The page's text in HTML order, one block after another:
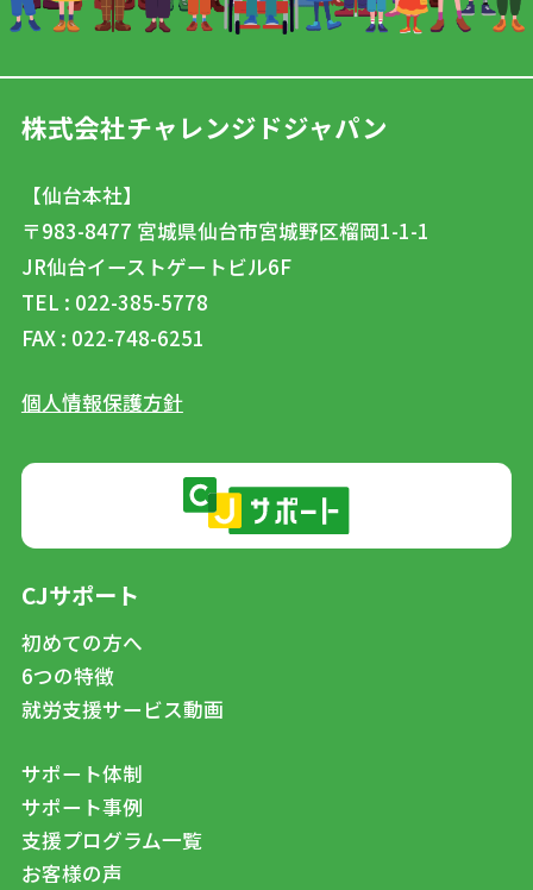
株式会社チャレンジドジャパン
【仙台本社】
〒983-8477 宮城県仙台市宮城野区榴岡1-1-1
JR仙台イーストゲートビル6F
TEL : 022-385-5778
FAX : 022-748-6251
個人情報保護方針
CJサポート
初めての方へ
6つの特徴
就労支援サービス動画
サポート体制
サポート事例
支援プログラム一覧
お客様の声